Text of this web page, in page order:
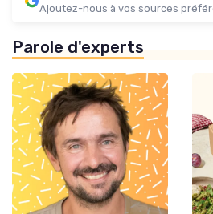
Ajoutez-nous à vos sources
Parole d'experts